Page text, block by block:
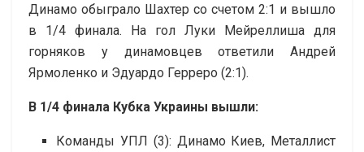
Динамо обыграло Шахтер со счетом 2:1 и вышло
в 1/4 финала. На гол Луки Мейреллиша для
горняков у динамовцев ответили Андрей
Ярмоленко и Эдуардо Герреро (2:1).
В 1/4 финала Кубка Украины вышли:
Команды УПЛ (3): Динамо Киев, Металлист